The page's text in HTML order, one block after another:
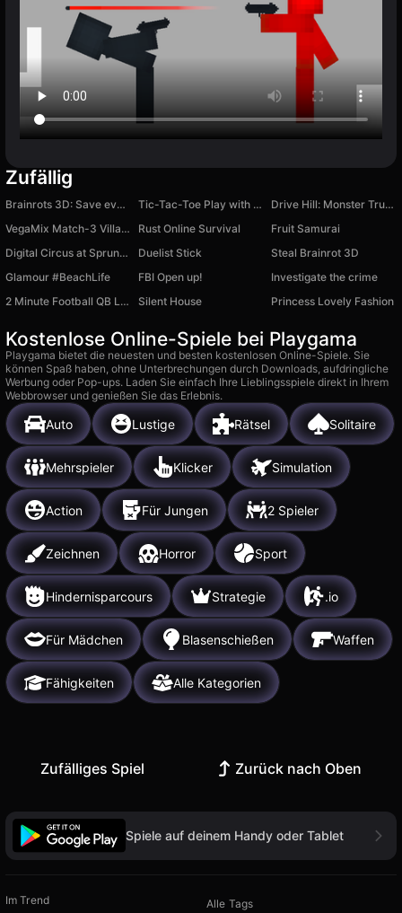
Zufällig
Brainrots 3D: Save everyone! Tic-Tac-Toe Play with Friends Online
Drive Hill: Monster Trucks
VegaMix Match-3 Village
Rust Online Survival
Fruit Samurai
Digital Circus at Sprunki School
Duelist Stick
Steal Brainrot 3D
Glamour #BeachLife
FBI Open up!
Investigate the crime
2 Minute Football QB Legend
Silent House Princess Lovely Fashion
Kostenlose Online-Spiele bei Playgama
Playgama bietet die neuesten und besten kostenlosen Online-Spiele. Sie
können Spaß haben, ohne Unterbrechungen durch Downloads, aufdringliche
Werbung oder Pop-ups. Laden Sie einfach Ihre Lieblingsspiele direkt in Ihrem
Webbrowser und genießen Sie das Erlebnis.
Auto Lustige Rätsel Solitaire
Mehrspieler Klicker Simulation
Action Für Jungen 2 Spieler
Zeichnen Horror Sport
Hindernisparcours Strategie .io
Für Mädchen Blasenschießen Waffen
Fähigkeiten Alle Kategorien
Zufälliges Spiel Zurück nach Oben
Spiele auf deinem Handy oder Tablet
Im Trend
Alle Tags